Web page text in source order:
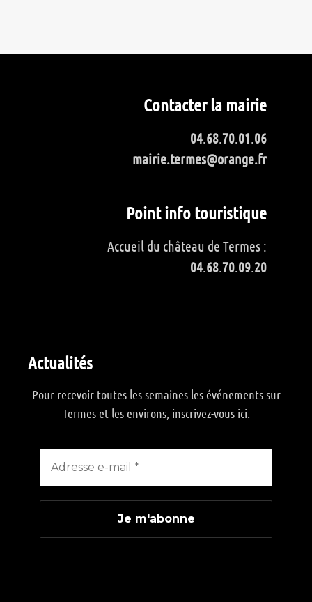
Contacter la mairie
04.68.70.01.06
mairie.termes@orange.fr
Point info touristique
Accueil du château de Termes :
04.68.70.09.20
Actualités
Pour recevoir toutes les semaines les événements sur
Termes et les environs, inscrivez-vous ici.